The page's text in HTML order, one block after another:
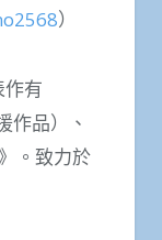
）
有
作品）、
。致力於